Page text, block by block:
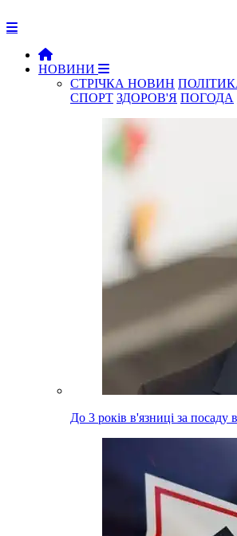
НОВИНИ
СТРІЧКА НОВИН
СПОРТ ЗДОРОВ'Я ПОГОДА
До 3 років в'язниці за